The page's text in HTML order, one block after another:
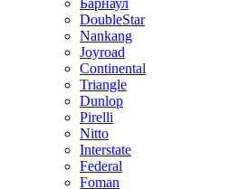
Барнаул
DoubleStar
Nankang
Joyroad
Continental
Triangle
Dunlop
Pirelli
Nitto
Interstate
Federal
Foman